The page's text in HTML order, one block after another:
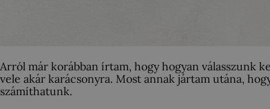
Arról már korábban írtam, hogy hogyan válasszunk
vele akár karácsonyra. Most annak jártam utána,
számíthatunk.